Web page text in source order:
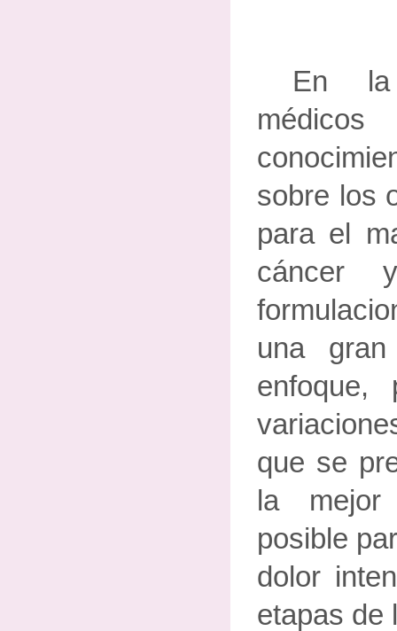
En la
sobre los
para el
cáncer
una
enfoque,
que se
la
posible
dolor
etapas de